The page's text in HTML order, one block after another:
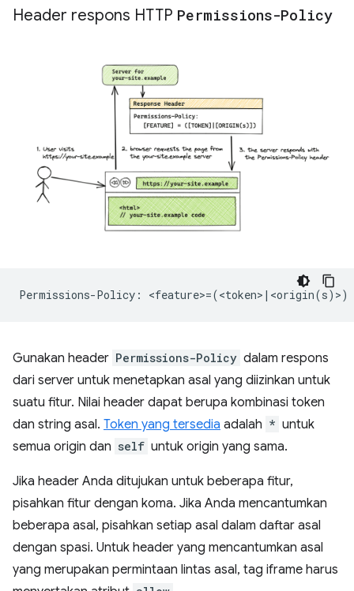
Header respons HTTP Permissions-Policy
Gunakan header Permissions-Policy dalam respons
dari server untuk menetapkan asal yang diizinkan untuk
suatu fitur. Nilai header dapat berupa kombinasi token
dan string asal. Token yang tersedia adalah * untuk
semua origin dan self untuk origin yang sama.
Jika header Anda ditujukan untuk beberapa fitur,
pisahkan fitur dengan koma. Jika Anda mencantumkan
beberapa asal, pisahkan setiap asal dalam daftar asal
dengan spasi. Untuk header yang mencantumkan asal
yang merupakan permintaan lintas asal, tag iframe harus